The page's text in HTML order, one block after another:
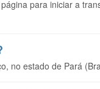
para iniciar a
no estado de Pará